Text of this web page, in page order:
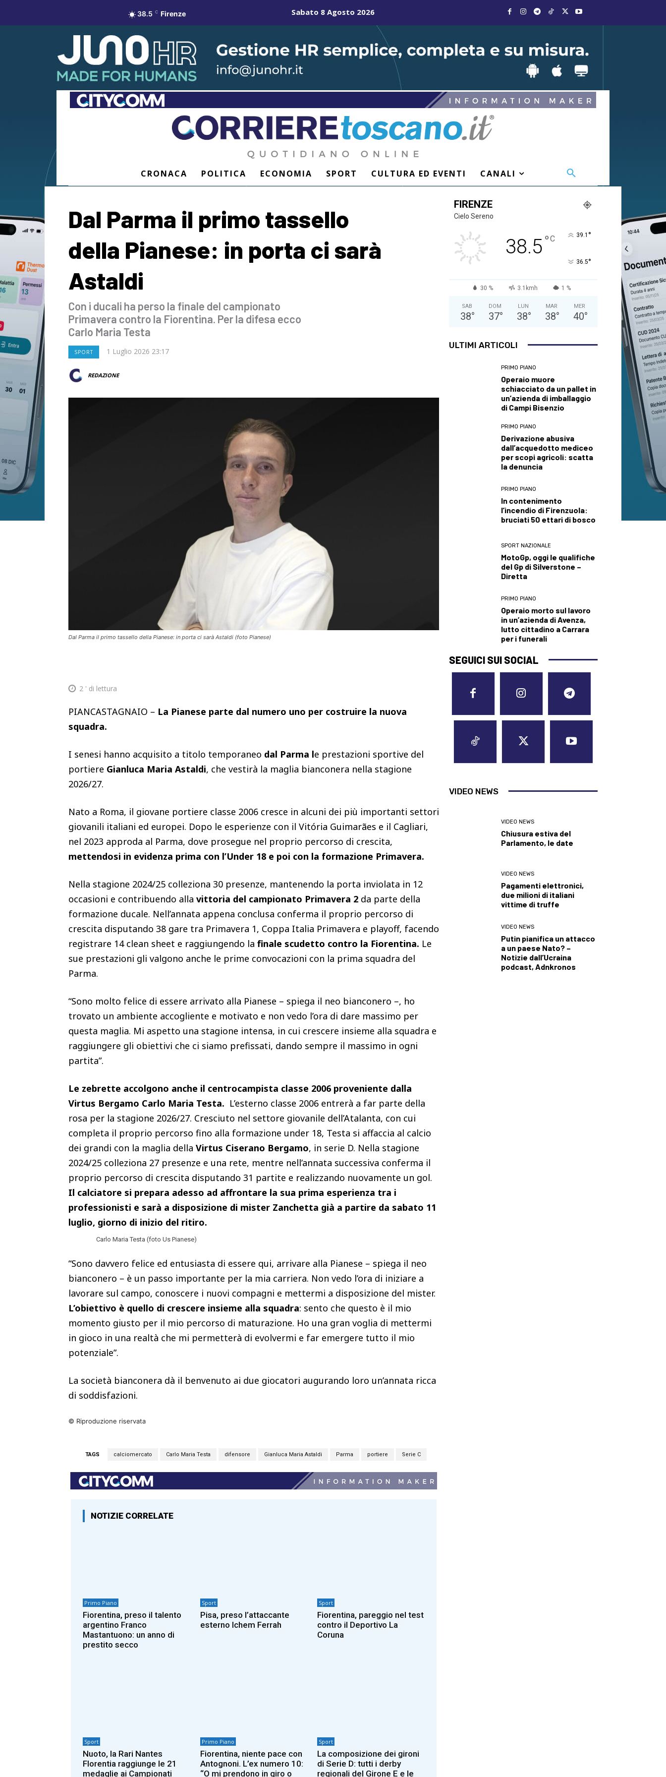
38.5 C Firenze Sabato 8 Agosto 2026
CRONACA POLITICA ECONOMIA SPORT CULTURA ED EVENTI CANALI
Dal Parma il primo tassello
della Pianese: in porta ci sarà
Astaldi
Con i ducali ha perso la finale del campionato
Primavera contro la Fiorentina. Per la difesa ecco
Carlo Maria Testa
SPORT 1 Luglio 2026 23:17
REDAZIONE
Dal Parma il primo tassello della Pianese: in porta ci sarà Astaldi (foto Pianese)
2 ' di lettura
PIANCASTAGNAIO – La Pianese parte dal numero uno per costruire la nuova
squadra.
I senesi hanno acquisito a titolo temporaneo dal Parma le prestazioni sportive del
portiere Gianluca Maria Astaldi, che vestirà la maglia bianconera nella stagione
2026/27.
Nato a Roma, il giovane portiere classe 2006 cresce in alcuni dei più importanti settori
giovanili italiani ed europei. Dopo le esperienze con il Vitória Guimarães e il Cagliari,
nel 2023 approda al Parma, dove prosegue nel proprio percorso di crescita,
mettendosi in evidenza prima con l’Under 18 e poi con la formazione Primavera.
Nella stagione 2024/25 colleziona 30 presenze, mantenendo la porta inviolata in 12
occasioni e contribuendo alla vittoria del campionato Primavera 2 da parte della
formazione ducale. Nell’annata appena conclusa conferma il proprio percorso di
crescita disputando 38 gare tra Primavera 1, Coppa Italia Primavera e playoff, facendo
registrare 14 clean sheet e raggiungendo la finale scudetto contro la Fiorentina. Le
sue prestazioni gli valgono anche le prime convocazioni con la prima squadra del
Parma.
“Sono molto felice di essere arrivato alla Pianese – spiega il neo bianconero –, ho
trovato un ambiente accogliente e motivato e non vedo l’ora di dare massimo per
questa maglia. Mi aspetto una stagione intensa, in cui crescere insieme alla squadra e
raggiungere gli obiettivi che ci siamo prefissati, dando sempre il massimo in ogni
partita”.
Le zebrette accolgono anche il centrocampista classe 2006 proveniente dalla
Virtus Bergamo Carlo Maria Testa. L’esterno classe 2006 entrerà a far parte della
rosa per la stagione 2026/27. Cresciuto nel settore giovanile dell’Atalanta, con cui
completa il proprio percorso fino alla formazione under 18, Testa si affaccia al calcio
dei grandi con la maglia della Virtus Ciserano Bergamo, in serie D. Nella stagione
2024/25 colleziona 27 presenze e una rete, mentre nell’annata successiva conferma il
proprio percorso di crescita disputando 31 partite e realizzando nuovamente un gol.
Il calciatore si prepara adesso ad affrontare la sua prima esperienza tra i
professionisti e sarà a disposizione di mister Zanchetta già a partire da sabato 11
luglio, giorno di inizio del ritiro.
Carlo Maria Testa (foto Us Pianese)
“Sono davvero felice ed entusiasta di essere qui, arrivare alla Pianese – spiega il neo
bianconero – è un passo importante per la mia carriera. Non vedo l’ora di iniziare a
lavorare sul campo, conoscere i nuovi compagni e mettermi a disposizione del mister.
L’obiettivo è quello di crescere insieme alla squadra: sento che questo è il mio
momento giusto per il mio percorso di maturazione. Ho una gran voglia di mettermi
in gioco in una realtà che mi permetterà di evolvermi e far emergere tutto il mio
potenziale”.
La società bianconera dà il benvenuto ai due giocatori augurando loro un’annata ricca
di soddisfazioni.
© Riproduzione riservata
TAGS calciomercato Carlo Maria Testa difensore Gianluca Maria Astaldi Parma portiere Serie C
NOTIZIE CORRELATE
Primo Piano
Fiorentina, preso il talento
argentino Franco
Mastantuono: un anno di
prestito secco
Sport
Pisa, preso l’attaccante
esterno Ichem Ferrah
Sport
Fiorentina, pareggio nel test
contro il Deportivo La
Coruna
Sport
Nuoto, la Rari Nantes
Florentia raggiunge le 21
medaglie ai Campionati
Primo Piano
Fiorentina, niente pace con
Antognoni. L’ex numero 10:
“O mi prendono in giro o
Sport
La composizione dei gironi
di Serie D: tutti i derby
regionali del Girone E e le
FIRENZE
Cielo Sereno
38.5°C 39.1 °
36.5°
30 % 3.1kmh 1 %
SAB
38°
DOM
37°
LUN
38°
MAR
38°
MER
40°
ULTIMI ARTICOLI
PRIMO PIANO
Operaio muore
schiacciato da un pallet in
un’azienda di imballaggio
di Campi Bisenzio
PRIMO PIANO
Derivazione abusiva
dall’acquedotto mediceo
per scopi agricoli: scatta
la denuncia
PRIMO PIANO
In contenimento
l’incendio di Firenzuola:
bruciati 50 ettari di bosco
SPORT NAZIONALE
MotoGp, oggi le qualifiche
del Gp di Silverstone –
Diretta
PRIMO PIANO
Operaio morto sul lavoro
in un’azienda di Avenza,
lutto cittadino a Carrara
per i funerali
SEGUICI SUI SOCIAL
VIDEO NEWS
VIDEO NEWS
Chiusura estiva del
Parlamento, le date
VIDEO NEWS
Pagamenti elettronici,
due milioni di italiani
vittime di truffe
VIDEO NEWS
Putin pianifica un attacco
a un paese Nato? –
Notizie dall’Ucraina
podcast, Adnkronos